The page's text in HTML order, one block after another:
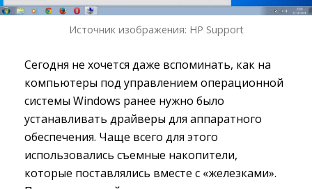
Источник изображения: HP Support
Сегодня не хочется даже вспоминать, как на
компьютеры под управлением операционной
системы Windows ранее нужно было
устанавливать драйверы для аппаратного
обеспечения. Чаще всего для этого
использовались съемные накопители,
которые поставлялись вместе с «железками».